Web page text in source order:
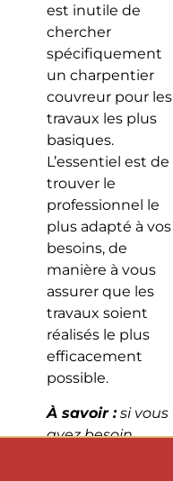
est inutile de
chercher
spécifiquement
un charpentier
couvreur pour les
travaux les plus
basiques.
L’essentiel est de
trouver le
professionnel le
plus adapté à vos
besoins, de
manière à vous
assurer que les
travaux soient
réalisés le plus
efficacement
possible.
À savoir :si vous
avez besoin